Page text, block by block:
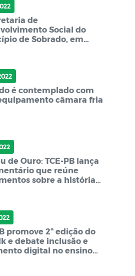
de
Social do
de Sobrado, em
com a Secretaria de
é contemplado com
câmara fria
de Ouro: TCE-PB lança
que reúne
sobre a história
promove 2ª edição do
e debate inclusão e
digital no ensino
do estado